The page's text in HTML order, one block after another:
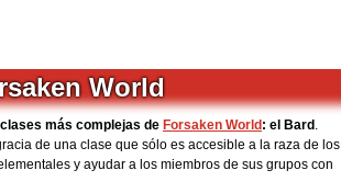
World
más complejas de Forsaken World : el Bard .
de una clase que sólo es accesible a la raza de los
y ayudar a los miembros de sus grupos con